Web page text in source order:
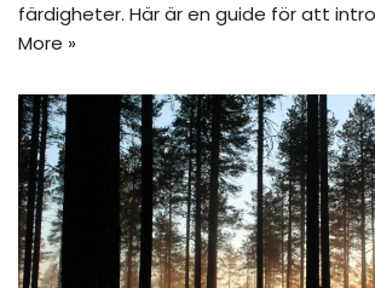
färdigheter. Här är en guide för att
More »